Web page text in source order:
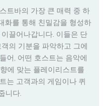
트바의 가장 큰 매력 중 하
화를 통해 친밀감을 형성하
끌어나갑니다. 이들은 단
의 기분을 파악하고 그에
어, 어떤 호스트는 음악에
에 맞는 플레이리스트를
는 고객과의 게임이나 퀴
니다.